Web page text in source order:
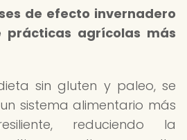
de efecto invernadero
agrícolas más
sin gluten y paleo, se
sistema alimentario más
reduciendo la